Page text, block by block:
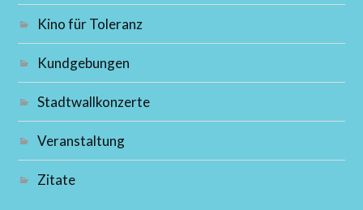
Kino für Toleranz
Kundgebungen
Stadtwallkonzerte
Veranstaltung
Zitate